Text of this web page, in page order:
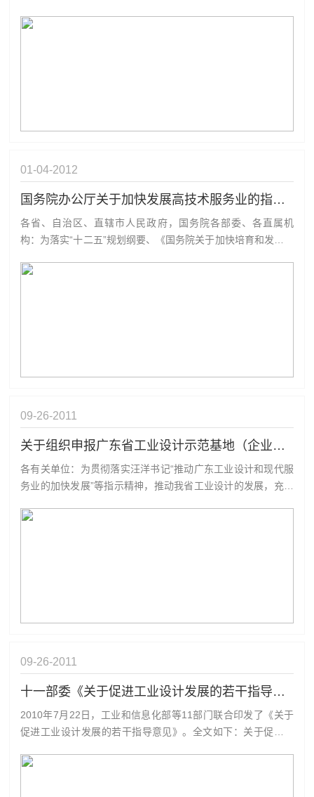
管，再通过专业设备变成可利用的生物柴油等，芬兰日本均有
01-04 2012
国务院办公厅关于加快发展高技术服务业的指导意见
各省、自治区、直辖市人民政府，国务院各部委、各直属机
构：为落实“十二五”规划纲要、《国务院关于加快培育和发展战
快发展服务业的若干意见》(国发〔2007〕7号)相关部署，经国
09-26 2011
关于组织申报广东省工业设计示范基地（企业）的通知
各有关单位：为贯彻落实汪洋书记“推动广东工业设计和现代服
务业的加快发展”等指示精神，推动我省工业设计的发展，充分
转型升级，加快转变经济发展方式，我会受深圳市科技工贸和
09-26 2011
十一部委《关于促进工业设计发展的若干指导意见》
2010年7月22日，工业和信息化部等11部门联合印发了《关于
促进工业设计发展的若干指导意见》。全文如下：关于促进工
治区、直辖市、计划单列市及新疆建设兵团工业和信息化主管